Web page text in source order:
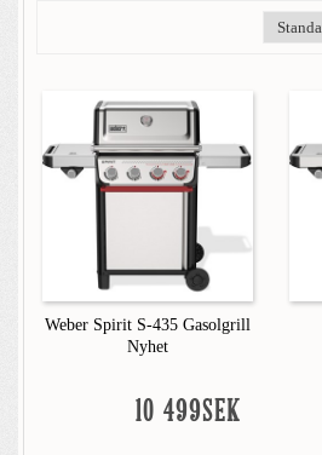
Weber Spirit S-435 Gasolgrill
Nyhet
10 499SEK